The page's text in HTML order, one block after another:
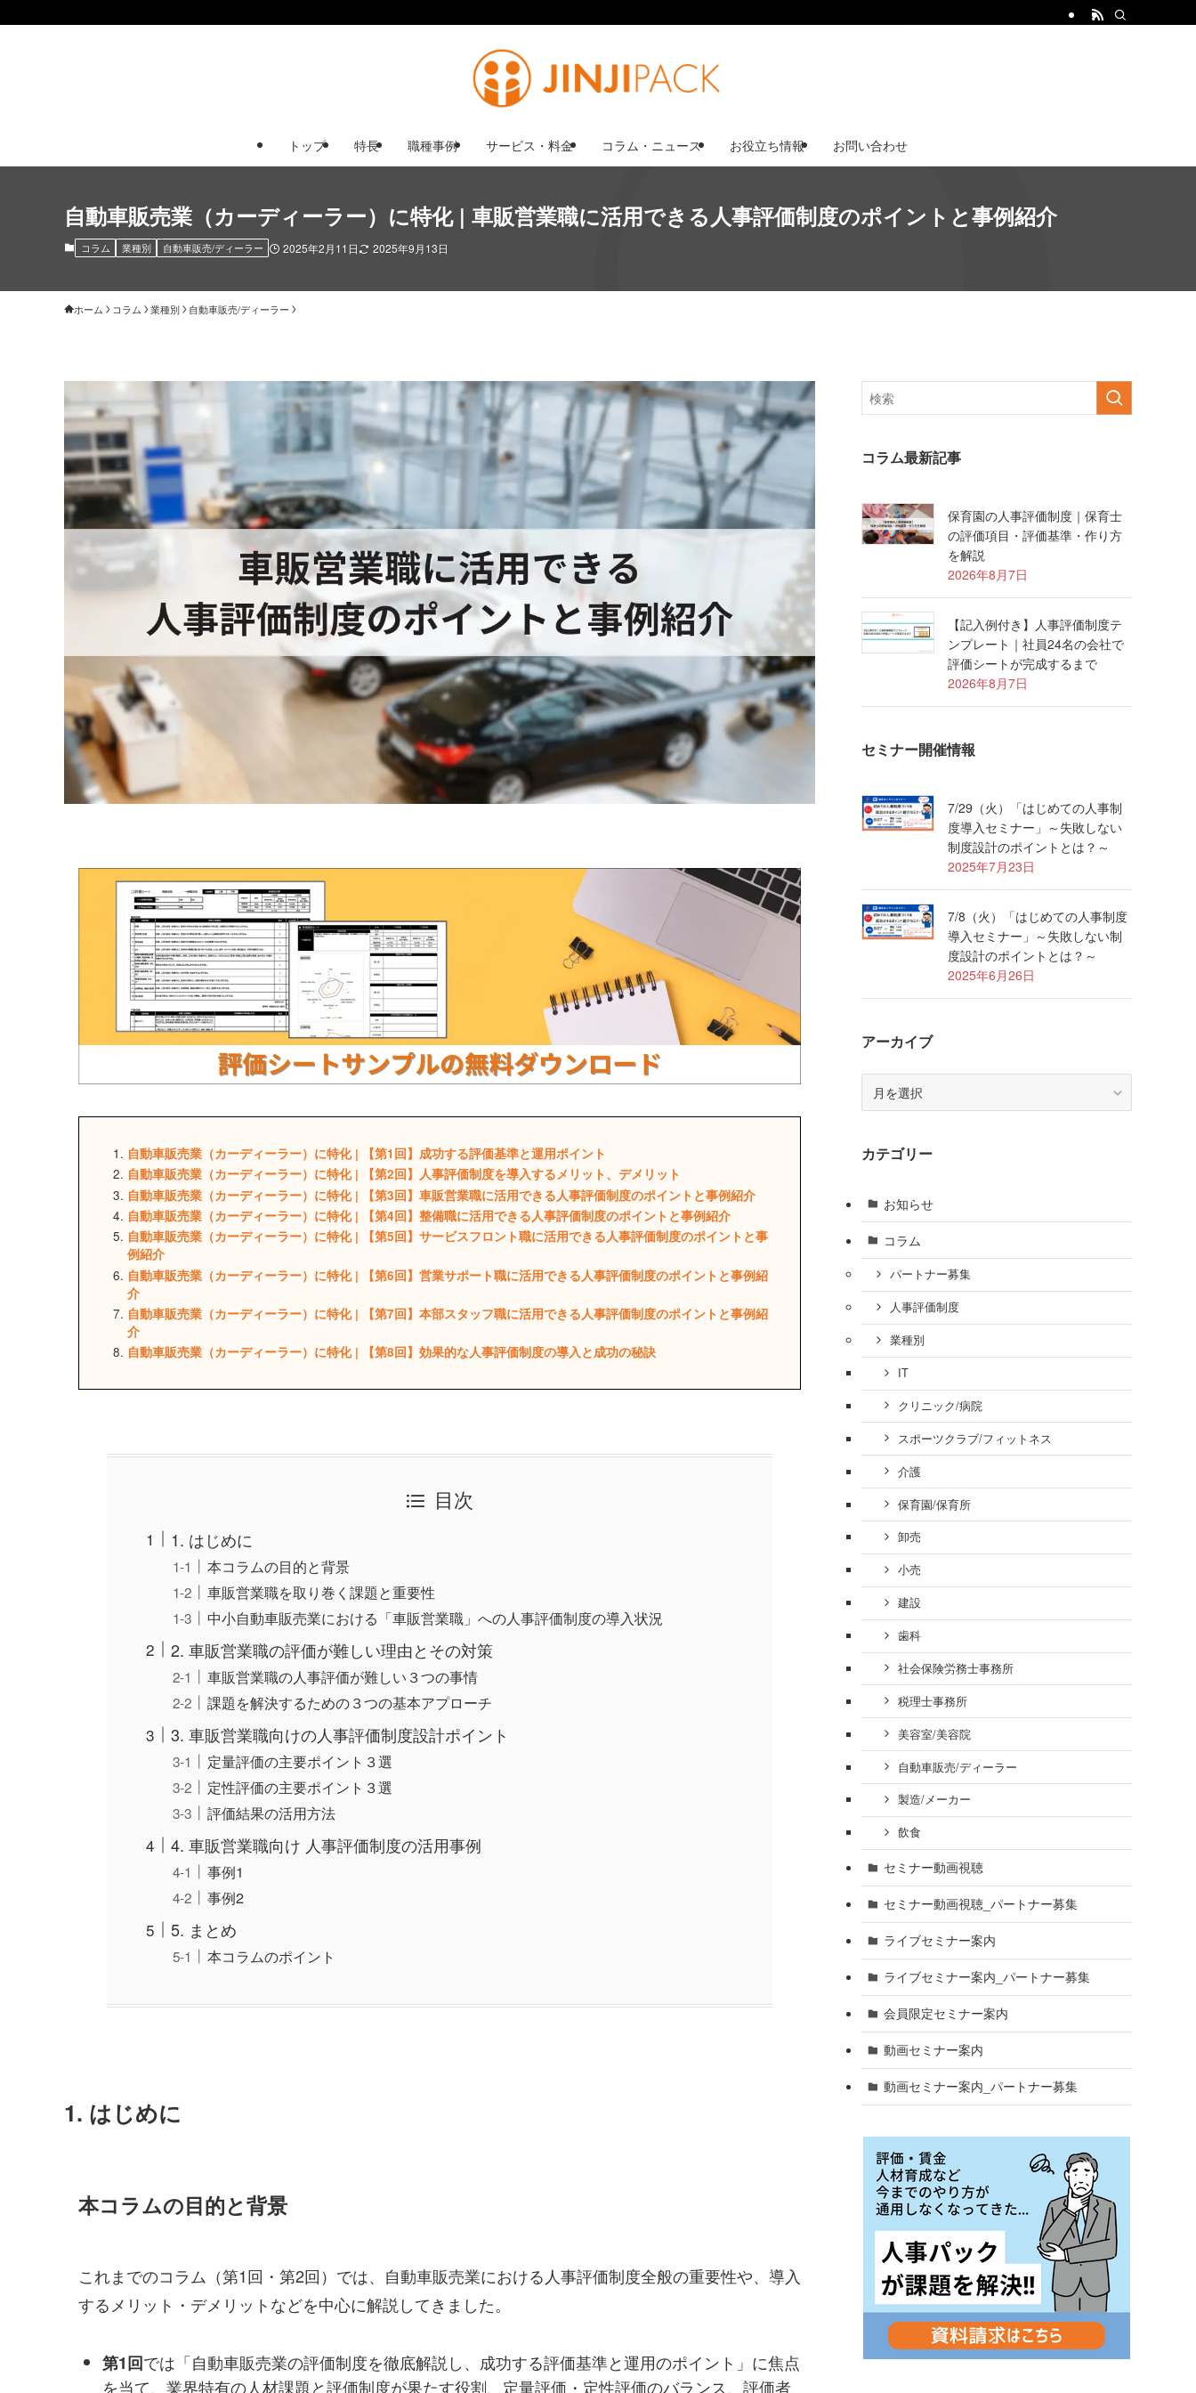
トップ 特長 職種事例 サービス・料金 コラム・ニュース お役立ち情報 お問い合わせ
自動車販売業（カーディーラー）に特化 | 車販営業職に活用できる人事評価制度のポイントと事例紹介
コラム 業種別 自動車販売/ディーラー 2025年2月11日 2025年9月13日
ホーム コラム 業種別 自動車販売/ディーラー
自動車販売業（カーディーラー）に特化 | 【第1回】 成功する評価基準と運用ポイント
自動車販売業（カーディーラー）に特化 |
【第2回】
人事評価制度を導入するメリット、デメリット
自動車販売業（カーディーラー）に特化 |
【第3回】 車販営業職に活用できる人事評価制度のポイントと事例紹介
自動車販売業（カーディーラー）に特化 |
【第4回】 整備職に活用できる人事評価制度のポイントと事例紹介
自動車販売業（カーディーラー）に特化 |
【第5回】 サービスフロント職に活用できる人事評価制度のポイントと事
例紹介
自動車販売業（カーディーラー）に特化 |
【第6回】 営業サポート職に活用できる人事評価制度のポイントと事例紹
介
自動車販売業（カーディーラー）に特化 |
【第7回】 本部スタッフ職に活用できる人事評価制度のポイントと事例紹
介
自動車販売業（カーディーラー）に特化 |
【第8回】 効果的な人事評価制度の導入と成功の秘訣
目次
1. はじめに
本コラムの目的と背景
車販営業職を取り巻く課題と重要性
中小自動車販売業における「車販営業職」への人事評価制度の導入状況
2. 車販営業職の評価が難しい理由とその対策
車販営業職の人事評価が難しい３つの事情
課題を解決するための３つの基本アプローチ
3. 車販営業職向けの人事評価制度設計ポイント
定量評価の主要ポイント３選
定性評価の主要ポイント３選
評価結果の活用方法
4. 車販営業職向け 人事評価制度の活用事例
事例1
事例2
5. まとめ
本コラムのポイント
1. はじめに
本コラムの目的と背景
これまでのコラム（第1回・第2回）では、自動車販売業における人事評価制度全般の重要性や、導入
するメリット・デメリットなどを中心に解説してきました。
第1回では「自動車販売業の評価制度を徹底解説し、成功する評価基準と運用のポイント」に焦点
を当て、業界特有の人材課題と評価制度が果たす役割、定量評価・定性評価のバランス、評価者
コラム最新記事
保育園の人事評価制度｜保育士
の評価項目・評価基準・作り方
を解説
2026年8月7日
【記入例付き】人事評価制度テ
ンプレート｜社員24名の会社で
評価シートが完成するまで
2026年8月7日
セミナー開催情報
7/29（火）「はじめての人事制
度導入セミナー」～失敗しない
制度設計のポイントとは？～
2025年7月23日
7/8（火）「はじめての人事制度
導入セミナー」～失敗しない制
度設計のポイントとは？～
2025年6月26日
アーカイブ
ブ
カテゴリー
お知らせ
コラム
パートナー募集
人事評価制度
業種別
IT
クリニック/病院
スポーツクラブ/フィットネス
介護
保育園/保育所
卸売
小売
建設
歯科
社会保険労務士事務所
税理士事務所
美容室/美容院
自動車販売/ディーラー
製造/メーカー
飲食
セミナー動画視聴
セミナー動画視聴_パートナー募集
ライブセミナー案内
ライブセミナー案内_パートナー募集
会員限定セミナー案内
動画セミナー案内
動画セミナー案内_パートナー募集